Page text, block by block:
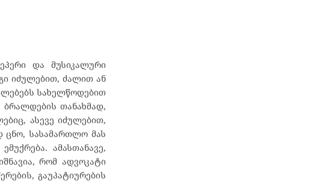
და მუსიკალური
იძულებით, ძალით ან
სახელწოდებით
ბრალდების თანახმად,
ასევე იძულებით,
ცნო, სასამართლო მას
ამასთანავე,
რომ ადვოკატი
გაუპატიურების